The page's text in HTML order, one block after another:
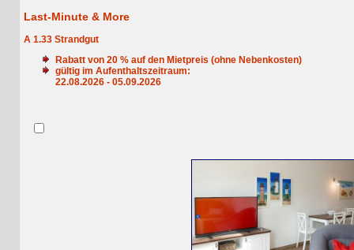
Last-Minute & More
A 1.33 Strandgut
Rabatt von 20% auf den Mietpreis (ohne Nebenkosten)
gültig im Aufenthaltszeitraum:
22.08.2026 - 05.09.2026